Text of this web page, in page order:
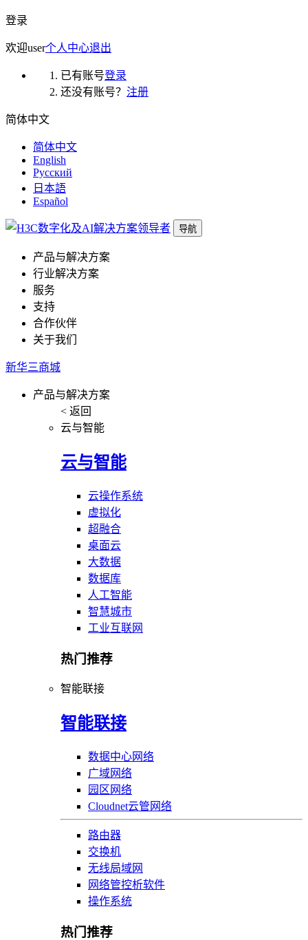
登录
欢迎user个人中心退出
已有账号登录
还没有账号？ 注册
简体中文
简体中文
English
Русский
日本語
Español
导航
产品与解决方案
行业解决方案
服务
支持
合作伙伴
关于我们
新华三商城
产品与解决方案
< 返回
云与智能
云与智能
云操作系统
虚拟化
超融合
桌面云
大数据
数据库
人工智能
智慧城市
工业互联网
热门推荐
智能联接
智能联接
数据中心网络
广域网络
园区网络
Cloudnet云管网络
路由器
交换机
无线局域网
网络管控析软件
操作系统
热门推荐